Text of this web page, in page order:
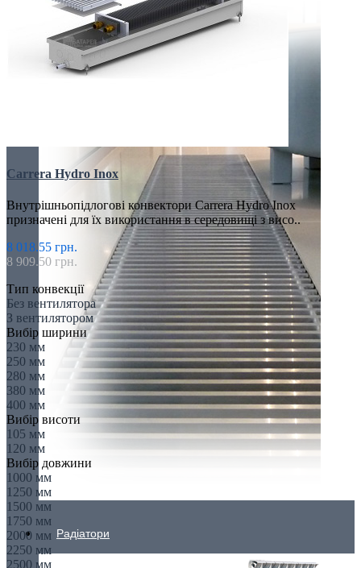
Радіатори
Carrera Hydro Inox
Внутрішньопідлогові конвектори Carrera Hydro Inox
призначені для їх використання в середовищі з висо..
8 018.55 грн.
8 909.50 грн.
Тип конвекції
Без вентилятора
З вентилятором
Вибір ширини
230 мм
250 мм
280 мм
380 мм
400 мм
Вибір висоти
105 мм
120 мм
Вибір довжини
1000 мм
1250 мм
1500 мм
1750 мм
2000 мм
2250 мм
2500 мм